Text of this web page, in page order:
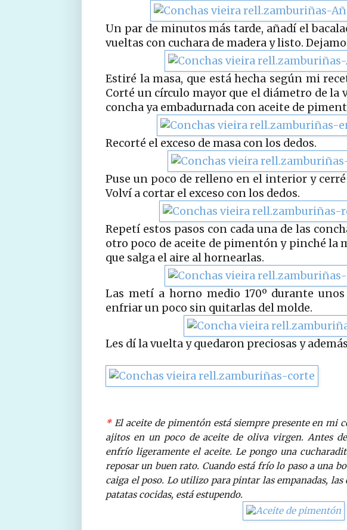
Un par de minutos más tarde, añadí el
vueltas con cuchara de madera y listo.
Estiré la masa, que está hecha según mi
Corté un círculo mayor que el diámetro de la
concha ya embadurnada con aceite de
Recorté el exceso de masa con los dedos.
Puse un poco de relleno en el interior y
Volví a cortar el exceso con los dedos.
Repetí estos pasos con cada una de las
otro poco de aceite de pimentón y pinché la
que salga el aire al hornearlas.
Las metí a horno medio 170º durante
enfriar un poco sin quitarlas del molde.
Les dí la vuelta y quedaron preciosas y
*El aceite de pimentón está siempre presente en mi
ajitos en un poco de aceite de oliva virgen. Antes
enfrío ligeramente el aceite. Le pongo una
reposar un buen rato. Cuando está frío lo paso a una
caiga el poso. Lo utilizo para pintar las empanadas,
patatas cocidas, está estupendo.